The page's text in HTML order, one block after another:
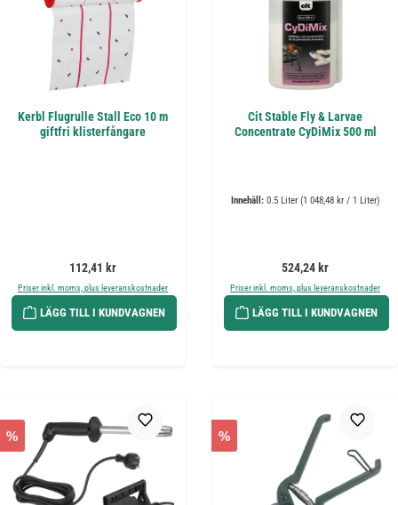
Kerbl Flugrulle Stall Eco 10 m
giftfri klisterfångare
Ordinarie pris:
112,41 kr
Priser inkl. moms, plus leveranskostnader
LÄGG TILL I KUNDVAGNEN
Cit Stable Fly & Larvae
Concentrate CyDiMix 500 ml
Innehåll: 0.5 Liter (1 048,48 kr / 1 Liter)
Ordinarie pris:
524,24 kr
Priser inkl. moms, plus leveranskostnader
LÄGG TILL I KUNDVAGNEN
% %